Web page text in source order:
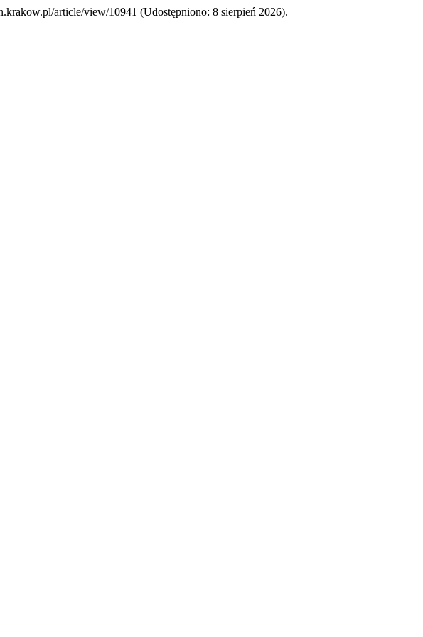
article/view/10941 (Udostępniono: 8 sierpień 2026).